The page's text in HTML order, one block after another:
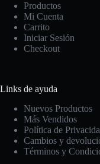
Productos
Mi Cuenta
Carrito
Iniciar Sesión
Checkout
Links de ayuda
Nuevos Productos
Más Vendidos
Política de
Cambios y
Términos y